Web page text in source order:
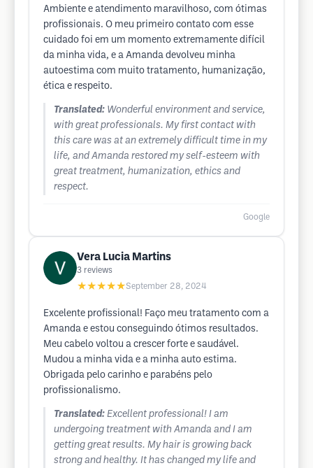
Ambiente e atendimento maravilhoso, com ótimas
profissionais. O meu primeiro contato com esse
cuidado foi em um momento extremamente difícil
da minha vida, e a Amanda devolveu minha
autoestima com muito tratamento, humanização,
ética e respeito.
Translated: Wonderful environment and service,
with great professionals. My first contact with
this care was at an extremely difficult time in my
life, and Amanda restored my self-esteem with
great treatment, humanization, ethics and
respect.
Google
Vera Lucia Martins
3 reviews
★★★★★September 28, 2024
Excelente profissional! Faço meu tratamento com a
Amanda e estou conseguindo ótimos resultados.
Meu cabelo voltou a crescer forte e saudável.
Mudou a minha vida e a minha auto estima.
Obrigada pelo carinho e parabéns pelo
profissionalismo.
Translated: Excellent professional! I am
undergoing treatment with Amanda and I am
getting great results. My hair is growing back
strong and healthy. It has changed my life and